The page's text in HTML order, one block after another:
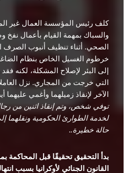
كلف رئيس المؤسسة العمال غير
والسباك بمهمة القيام بأعمال نفخ
الصحي. أثناء تنظيف أنبوب الصرف
خرطوم الغسيل الخاص بنظام
إلى البئر لإصلاح المشكلة، لكنه
التي خرجت من المجاري. نزل
الآخر لإنقاذ زميلهما وأغمي عليهما
توفي شخص، وتم إنقاذ اثنين من رجال
لخدمة الطوارئ الحكومية
حالة خطيرة..
القانون الجنائي لأوكرانيا بسبب